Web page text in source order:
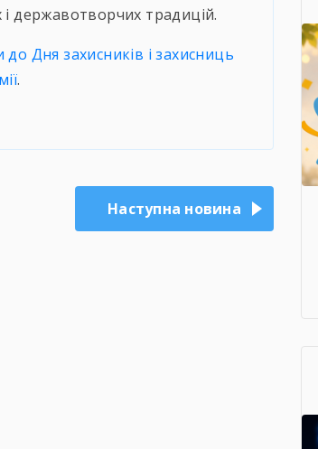
державотворчих традицій.
до Дня захисників і захисниць
.
Наступна новина